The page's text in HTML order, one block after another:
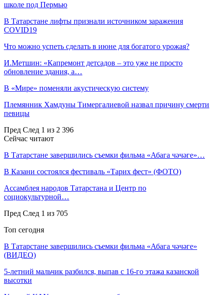
школе под Пермью
В Татарстане лифты признали источником заражения
COVID19
Что можно успеть сделать в июне для богатого урожая?
И.Метшин: «Капремонт детсадов – это уже не просто
обновление здания, а…
В «Мире» поменяли акустическую систему
Племянник Хамдуны Тимергалиевой назвал причину смерти
певицы
Пред След 1 из 2 396
Сейчас читают
В Татарстане завершились съемки фильма «Абага чәчәге»…
В Казани состоялся фестиваль «Тарих фест» (ФОТО)
Ассамблея народов Татарстана и Центр по
социокультурной…
Пред След 1 из 705
Топ сегодня
В Татарстане завершились съемки фильма «Абага чәчәге»
(ВИДЕО)
5-летний мальчик разбился, выпав с 16-го этажа казанской
высотки